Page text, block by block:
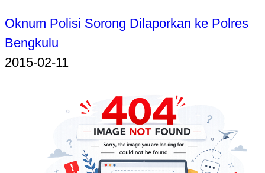
Oknum Polisi Sorong Dilaporkan ke Polres
Bengkulu
2015-02-11